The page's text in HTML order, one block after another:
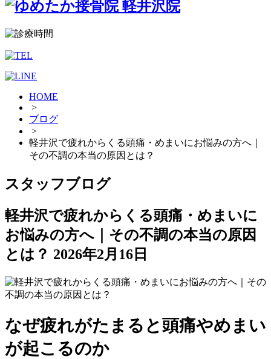
HOME
>
ブログ
>
軽井沢で疲れからくる頭痛・めまいにお悩みの方へ｜
その不調の本当の原因とは？
スタッフブログ
軽井沢で疲れからくる頭痛・めまいに
お悩みの方へ｜その不調の本当の原因
とは？ 2026年2月16日
なぜ疲れがたまると頭痛やめまい
が起こるのか